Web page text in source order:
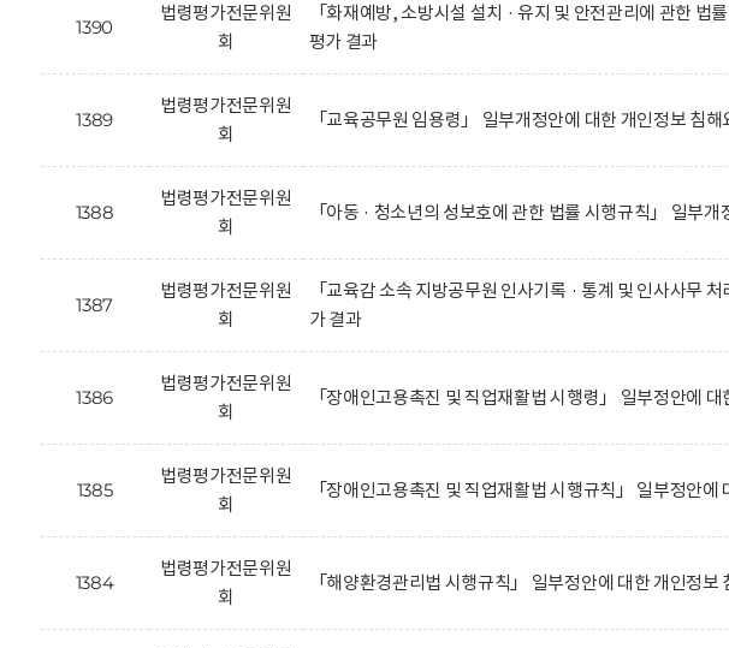
1390
법령평가전문위원
회
「화재예방, 소방시설 설치 · 유지 및 안전관리에 관한
평가 결과
1389
법령평가전문위원
회
「교육공무원 임용령」 일부개정안에 대한 개인정보 침
1388
법령평가전문위원
회
「아동 · 청소년의 성보호에 관한 법률 시행규칙」 일부
1387
법령평가전문위원
회
「교육감 소속 지방공무원 인사기록 · 통계 및 인사사무
가 결과
1386
법령평가전문위원
회
「장애인고용촉진 및 직업재활법 시행령」 일부정안에
1385
법령평가전문위원
회
「장애인고용촉진 및 직업재활법 시행규칙」 일부정안
1384
법령평가전문위원
회
「해양환경관리법 시행규칙」 일부정안에 대한 개인정보